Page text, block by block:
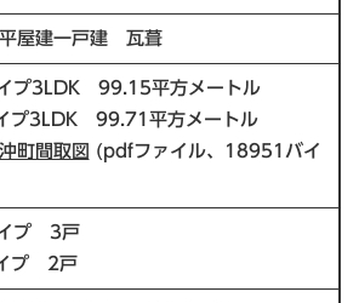
屋建一戸建 瓦葺
プ3LDK 99.15平方メートル
プ3LDK 99.71平方メートル
沖町間取図 (pdfファイル、18951バイ
プ 3戸
プ 2戸